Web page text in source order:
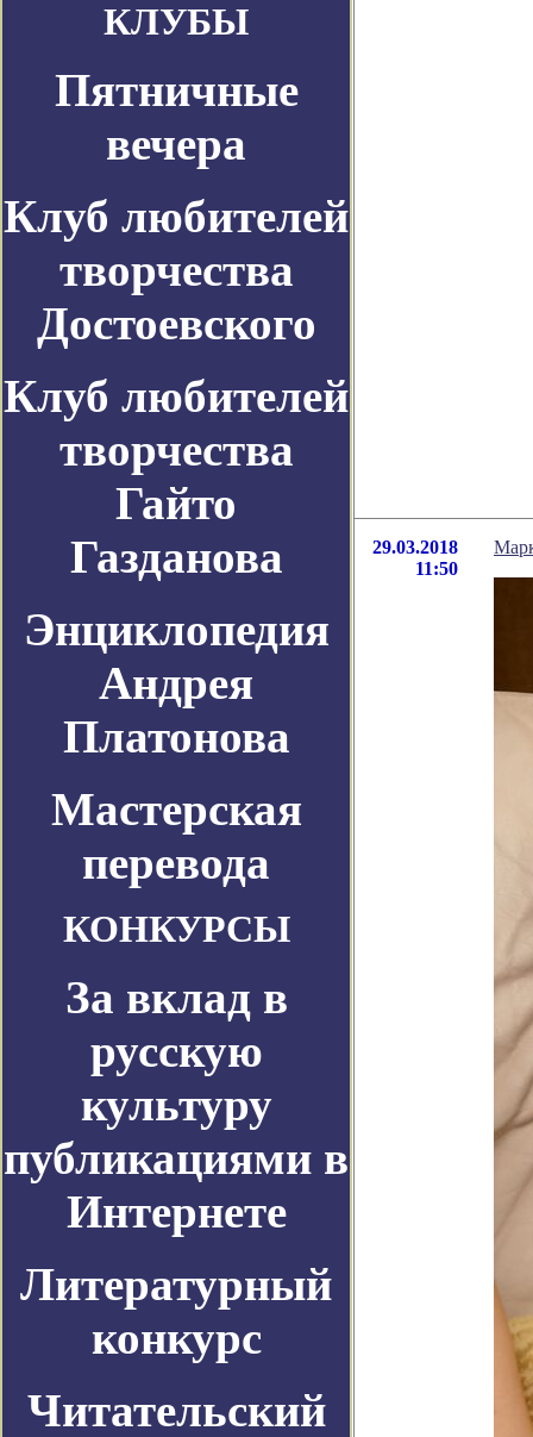
КЛУБЫ
Пятничные
вечера
Клуб любителей
творчества
Достоевского
Клуб любителей
творчества
Гайто
Газданова
Энциклопедия
Андрея
Платонова
Мастерская
перевода
КОНКУРСЫ
За вклад в
русскую
культуру
публикациями в
Интернете
Литературный
конкурс
Читательский
29.03.2018
11:50